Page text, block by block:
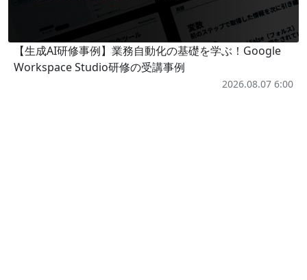
【生成AI研修事例】業務自動化の基礎を学ぶ！Google
Workspace Studio研修の受講事例
2026.08.07 6:00